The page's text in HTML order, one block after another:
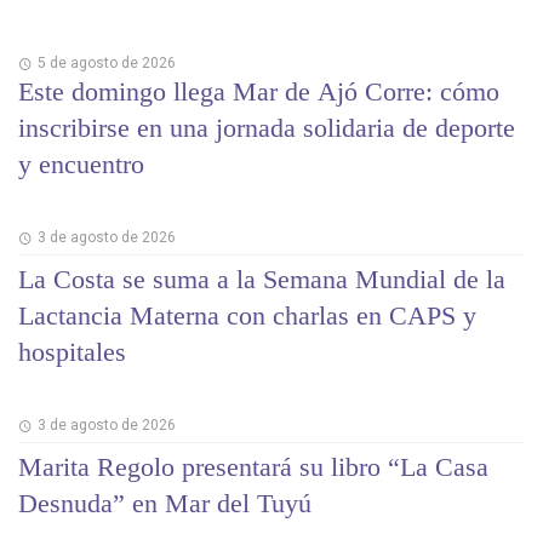
5 de agosto de 2026
Este domingo llega Mar de Ajó Corre: cómo
inscribirse en una jornada solidaria de deporte
y encuentro
3 de agosto de 2026
La Costa se suma a la Semana Mundial de la
Lactancia Materna con charlas en CAPS y
hospitales
3 de agosto de 2026
Marita Regolo presentará su libro “La Casa
Desnuda” en Mar del Tuyú